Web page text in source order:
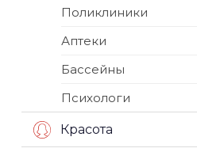
Поликлиники
Аптеки
Бассейны
Психологи
Красота